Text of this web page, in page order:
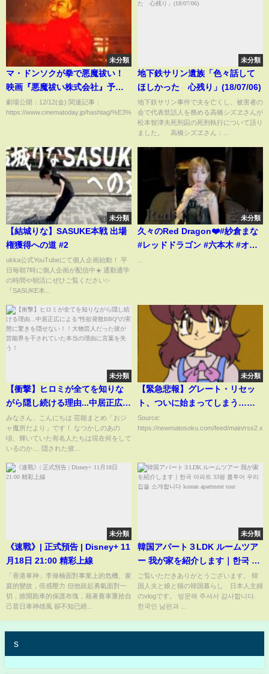
未分類
マ・ドンソクが拳で悪魔祓い！
映画『悪魔祓い株式会社』予告
編 マ・ドンソクが企画・原
案・主演を務めるホラーアクシ
劇場公開：12/12(金) 関連記事：
https://www.cinematoday.jp/hashtag/%E3%83%9E%E3%83%...
未分類
地下鉄サリン遺族「色々話して
ほしかった 心残り」(18/07/06)
地下鉄サリン事件で夫を亡くし、被害者の
会で代表世話人を務める高橋シズヱさんが
松本智津夫死刑囚の死刑執行について語り
ました。 高橋シズヱさん：...
未分類
【結城りな】SASUKE本戦 出場
権獲得への道 #2
ukka公式YouTubeにて個人企画始動！ 平
日毎朝7時に個人企画が配信中☀️ 通勤通学
の時間や朝活にぜひご覧ください✨
『SASUKE本...
未分類
久々のRed Dragon❤️#紗倉まな
#レッドドラゴン #六本木 #オリ
未分類
【衝撃】ヒロミが全てを知りな
がら隠し続ける理由...中居正広に
よる”性欲発散BBQ”の実態に驚
きを隠せない！！大物芸人だっ
た彼が芸能界を干されていた本
みなさん、こんにちは 芸能まとめ「おジ
ャ魔所だより」です！ なつかしのあの
頃、輝いていた有名人たちは現在何をして
いるのか.... 隠された彼...
未分類
【緊急悲報】グレート・リセッ
ト、ついに始まってしまう……
Source:
https://newmatosoku.com/feed/main/
未分類
《速戰》| 正式預告 | Disney+ 11
月18日 21:00 精彩上線
「香港車神」李偉楠面對事業上的危機、家
庭的變故，倍感壓力 但他鼓起勇氣面對一
切，掀開跑車的保護布塊，藉著賽車重拾自
己昔日車神雄風 卻不知已經...
未分類
韓国アパート３LDK ルームツア
ー 我が家を紹介します｜한국 아
파트 33평 룸투어 우리집을 소개
합니다 korean apartment tour
ご覧いただきありがとうございます。 韓
国人夫と娘と猫の韓国暮らし 日本人主婦
のvlogです。 방문해 주셔서 감사합니다.
한국인 남편과 ...
s